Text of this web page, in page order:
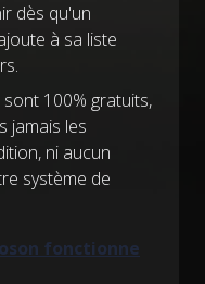
dès qu'un
à sa liste
100% gratuits,
jamais les
ni aucun
système de
fonctionne